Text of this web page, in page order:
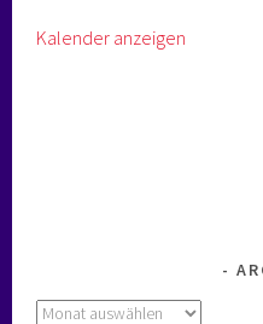
Kalender anzeigen
Archiv